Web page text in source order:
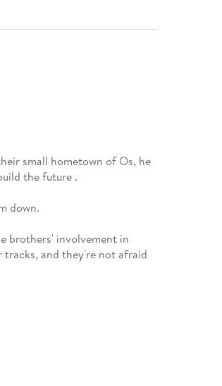
small hometown of Os, he
the future .
down.
brothers' involvement in
tracks, and they're not afraid